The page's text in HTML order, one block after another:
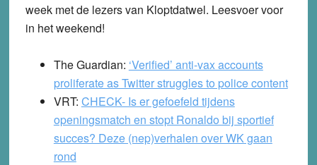
week met de lezers van Kloptdatwel. Leesvoer voor
in het weekend!
The Guardian: ‘Verified’ anti-vax accounts
proliferate as Twitter struggles to police content
VRT: CHECK- Is er gefoefeld tijdens
openingsmatch en stopt Ronaldo bij sportief
succes? Deze (nep)verhalen over WK gaan
rond